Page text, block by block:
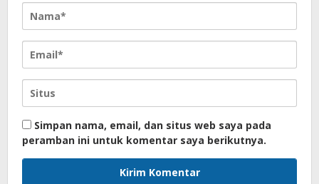
Simpan nama, email, dan situs web saya pada
peramban ini untuk komentar saya berikutnya.